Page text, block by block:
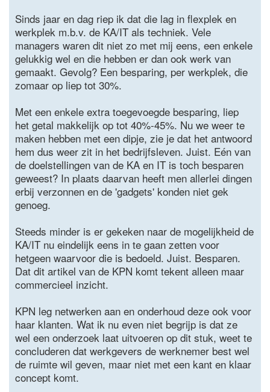
Sinds jaar en dag riep ik dat die lag in flexplek en
werkplek m.b.v. de KA/IT als techniek. Vele
managers waren dit niet zo met mij eens, een enkele
gelukkig wel en die hebben er dan ook werk van
gemaakt. Gevolg? Een besparing, per werkplek, die
zomaar op liep tot 30%.
Met een enkele extra toegevoegde besparing, liep
het getal makkelijk op tot 40%-45%. Nu we weer te
maken hebben met een dipje, zie je dat het antwoord
hem dus weer zit in het bedrijfsleven. Juist. Eén van
de doelstellingen van de KA en IT is toch besparen
geweest? In plaats daarvan heeft men allerlei dingen
erbij verzonnen en de 'gadgets' konden niet gek
genoeg.
Steeds minder is er gekeken naar de mogelijkheid de
KA/IT nu eindelijk eens in te gaan zetten voor
hetgeen waarvoor die is bedoeld. Juist. Besparen.
Dat dit artikel van de KPN komt tekent alleen maar
commercieel inzicht.
KPN leg netwerken aan en onderhoud deze ook voor
haar klanten. Wat ik nu even niet begrijp is dat ze
wel een onderzoek laat uitvoeren op dit stuk, weet te
concluderen dat werkgevers de werknemer best wel
de ruimte wil geven, maar niet met een kant en klaar
concept komt.